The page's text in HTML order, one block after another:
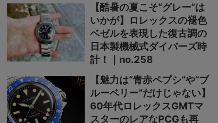
【酷暑の夏こそ“グレー”は
いかが】ロレックスの褪色
ベゼルを表現した復古調の
日本製機械式ダイバーズ時
計！｜no.258
【魅力は“青赤ペプシ”や“ブ
ルーベリー”だけじゃない】
60年代ロレックスGMTマ
スターのレアなPCGも再